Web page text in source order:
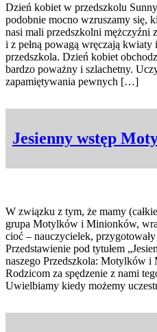
Dzień kobiet w przedszkolu
podobnie mocno wzruszamy się,
nasi mali przedszkolni mężczyźni
i z pełną powagą wręczają
przedszkola. Dzień kobiet
bardzo poważny i szlachetny.
zapamiętywania pewnych […]
Jesienny wstęp
W związku z tym, że mamy
grupa Motylków i Minionków,
cioć – nauczycielek,
Przedstawienie pod tytułem
naszego Przedszkola: Motylków
Rodzicom za spędzenie z nami
Uwielbiamy kiedy możemy